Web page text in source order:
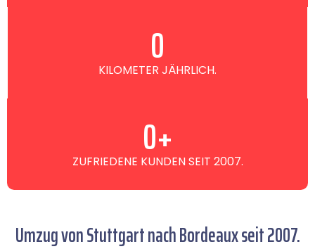
KILOMETER JÄHRLICH.
0
ZUFRIEDENE KUNDEN SEIT 2007.
0+
Umzug von Stuttgart nach Bordeaux seit 2007.